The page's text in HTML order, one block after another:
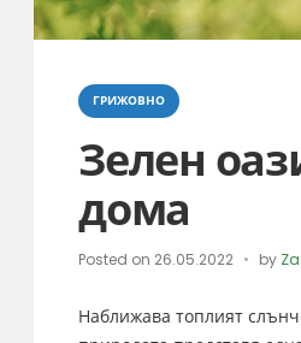
Categories
ГРИЖОВНО
Зелен
дома
Posted on 26.05.2022 by
Наближава топлият